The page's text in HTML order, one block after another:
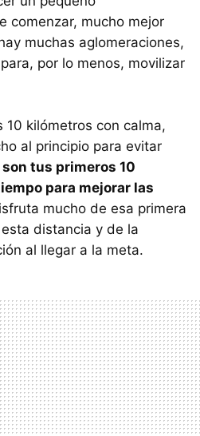
comenzar, mucho mejor
muchas aglomeraciones,
por lo menos, movilizar
10 kilómetros con calma,
al principio para evitar
son tus primeros 10
para mejorar las
mucho de esa primera
distancia y de la
al llegar a la meta.